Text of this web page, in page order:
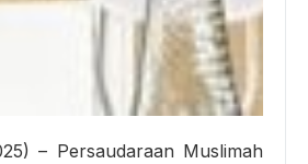
– Persaudaraan Muslimah